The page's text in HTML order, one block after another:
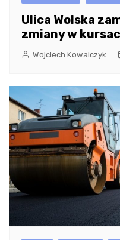
Ulica Wolska
zmiany w
Wojciech Kowalczyk